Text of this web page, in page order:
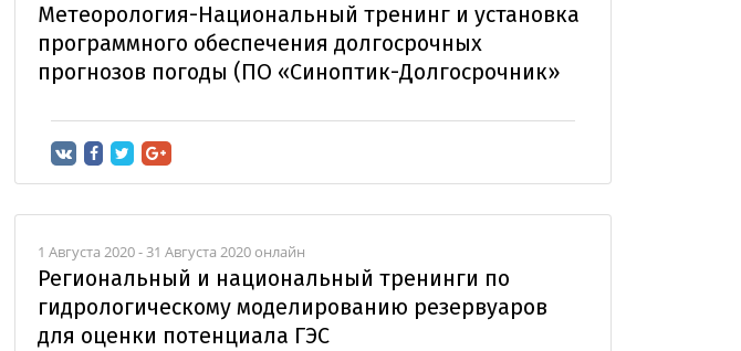
Метеорология-Национальный тренинг и установка
программного обеспечения долгосрочных
прогнозов погоды (ПО «Синоптик-Долгосрочник»
1 Августа 2020 - 31 Августа 2020 онлайн
Региональный и национальный тренинги по
гидрологическому моделированию резервуаров
для оценки потенциала ГЭС